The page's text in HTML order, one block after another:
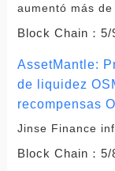
aumentó más de
Block Chain： 5/
AssetMantle:
de liquidez
recompensas
Jinse Finance
Block Chain： 5/